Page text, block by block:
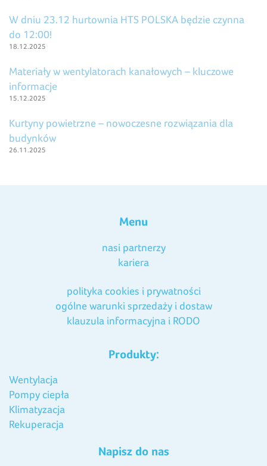
W dniu 23.12 hurtownia HTS POLSKA będzie czynna
do 12:00!
18.12.2025
Materiały w wentylatorach kanałowych – kluczowe
informacje
15.12.2025
Kurtyny powietrzne – nowoczesne rozwiązania dla
budynków
26.11.2025
Menu
nasi partnerzy
kariera
polityka cookies i prywatności
ogólne warunki sprzedaży i dostaw
klauzula informacyjna i RODO
Produkty:
Wentylacja
Pompy ciepła
Klimatyzacja
Rekuperacja
Napisz do nas